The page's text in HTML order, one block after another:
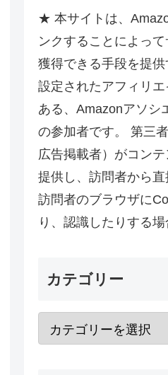
★ 本サイトは、
ンクすることによっ
獲得できる手段を提
設定されたアフィリ
ある、Amazonアソシ
の参加者です。 第三
広告掲載者）がコン
提供し、訪問者から直
訪問者のブラウザに
り、認識したりする場
カテゴリー